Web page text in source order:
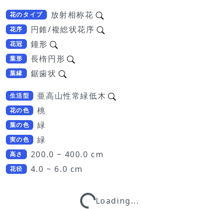
花のタイプ 放射相称花
花序 円錐/複総状花序
花冠 鐘形
葉形 長楕円形
葉縁 鋸歯状
生活型 亜高山性常緑低木
花の色 桃
葉の色 緑
実の色 緑
高さ 200.0 ~ 400.0 cm
花径 4.0 ~ 6.0 cmLoading...Loading...